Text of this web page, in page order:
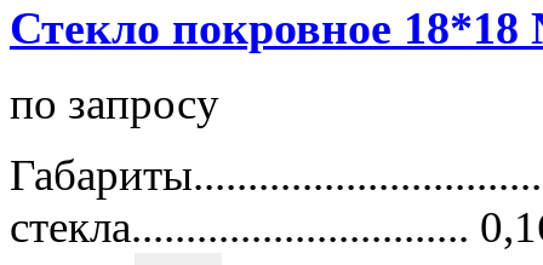
Стекло покровное 18*18
по запросу
стекла...............................